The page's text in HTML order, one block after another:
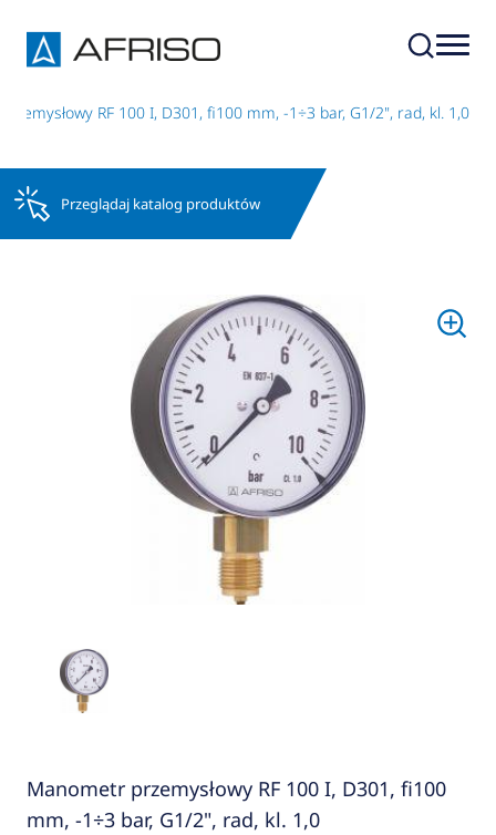
RF 100 I, D301, fi100 mm, -1÷3 bar, G1/2", rad, kl. 1,0
Przeglądaj katalog produktów
Manometr przemysłowy RF 100 I, D301, fi100
mm, -1÷3 bar, G1/2", rad, kl. 1,0